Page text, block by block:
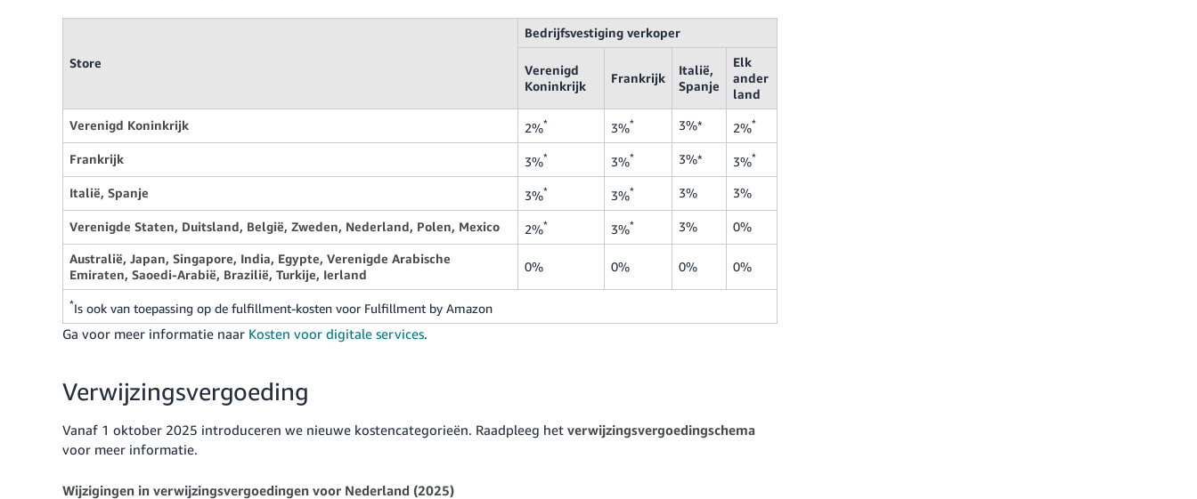
Store
Bedrijfsvestiging verkoper
Verenigd
Koninkrijk
Frankrijk
Italië,
Spanje
Elk
ander
land
Verenigd Koninkrijk 2%* 3%* 3%* 2%*
Frankrijk 3%* 3%* 3%* 3%*
Italië, Spanje 3%* 3%* 3% 3%
Verenigde Staten, Duitsland, België, Zweden, Nederland, Polen, Mexico 2%* 3%* 3% 0%
Australië, Japan, Singapore, India, Egypte, Verenigde Arabische
Emiraten, Saoedi-Arabië, Brazilië, Turkije, Ierland
0% 0% 0% 0%
*Is ook van toepassing op de fulfillment-kosten voor Fulfillment by Amazon
Ga voor meer informatie naar Kosten voor digitale services.
Verwijzingsvergoeding
Vanaf 1 oktober 2025 introduceren we nieuwe kostencategorieën. Raadpleeg het verwijzingsvergoedingschema
voor meer informatie.
Wijzigingen in verwijzingsvergoedingen voor Nederland (2025)